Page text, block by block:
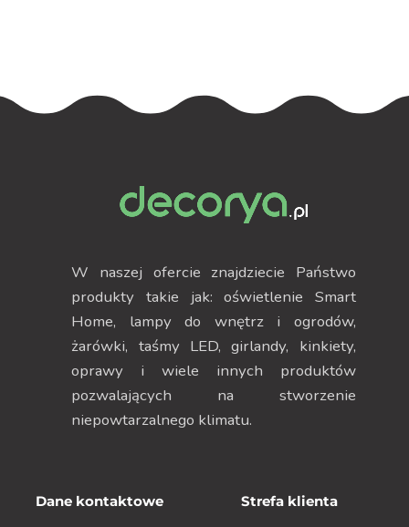
W naszej ofercie znajdziecie Państwo
produkty takie jak: oświetlenie Smart
Home, lampy do wnętrz i ogrodów,
żarówki, taśmy LED, girlandy, kinkiety,
oprawy i wiele innych produktów
pozwalających na stworzenie
niepowtarzalnego klimatu.
Dane kontaktowe Strefa klienta